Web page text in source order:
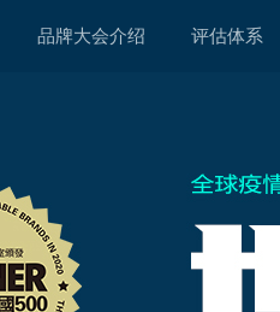
品牌大会介绍 评估体系